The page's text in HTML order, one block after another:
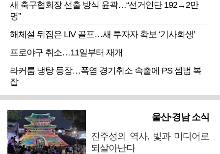
새 축구협회장 선출 방식 윤곽…“선거인단 192→2만
명”
해체설 뒤집은 LIV 골프…새 투자자 확보 ‘기사회생’
프로야구 취소…11일부터 재개
라커룸 냉탕 등장…폭염 경기취소 속출에 PS 셈법 복
잡
울산·경남 소식
진주성의 역사, 빛과 미디어로
되살아난다